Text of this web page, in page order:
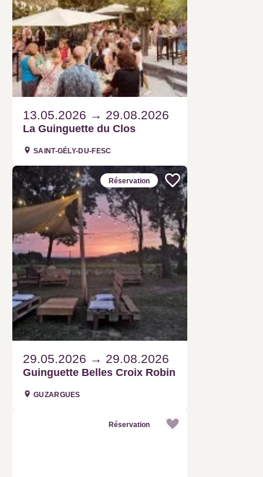
13.05.2026 29.08.2026
La Guinguette du Clos
SAINT-GÉLY-DU-FESC
29.05.2026 29.08.2026
Guinguette Belles Croix Robin
GUZARGUES
Réservation
Réservation